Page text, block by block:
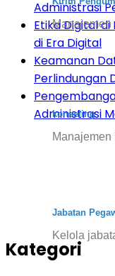
Manajemen
konseling
Jabatan
Kelola
Administrasi
Etika Digital di
di Era Digital
Keamanan
Perlindungan
Administrasi
Kategori